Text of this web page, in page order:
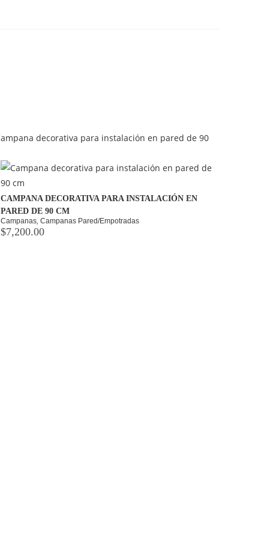
CAMPANA DECORATIVA PARA INSTALACIÓN EN
PARED DE 90 CM
Campanas,Campanas Pared/Empotradas
$7,200.00